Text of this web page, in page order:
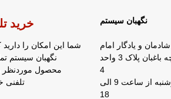
خرید
شما این امکان را
نگهبان سیستم
محصول موردنظر
تلفنی
نگهبان سیستم
و یادگار امام
روبروی شرکت زمزم کوچه باغبان پلاک 3 واحد
4
ساعات کار : شنبه تا چهارشنبه از ساعت 9 الی